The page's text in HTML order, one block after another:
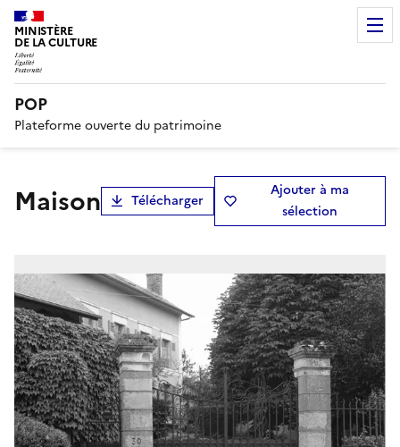
MINISTÈRE
DE LA CULTURE
POP
Plateforme ouverte du patrimoine
maison Télécharger
Ajouter à ma
sélection